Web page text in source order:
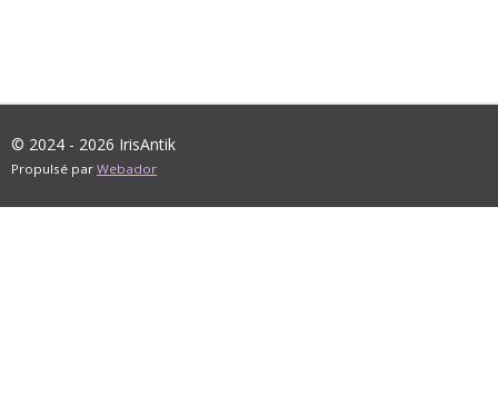
© 2024 - 2026 IrisAntik
Propulsé par Webador